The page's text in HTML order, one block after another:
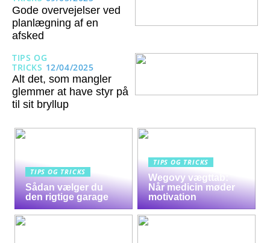
Gode overvejelser ved
planlægning af en
afsked
TIPS OG
TRICKS 12/04/2025
Alt det, som mangler
glemmer at have styr på
til sit bryllup
TIPS OG TRICKS
Sådan vælger du
den rigtige garage
TIPS OG TRICKS
Wegovy vægttab:
Når medicin møder
motivation